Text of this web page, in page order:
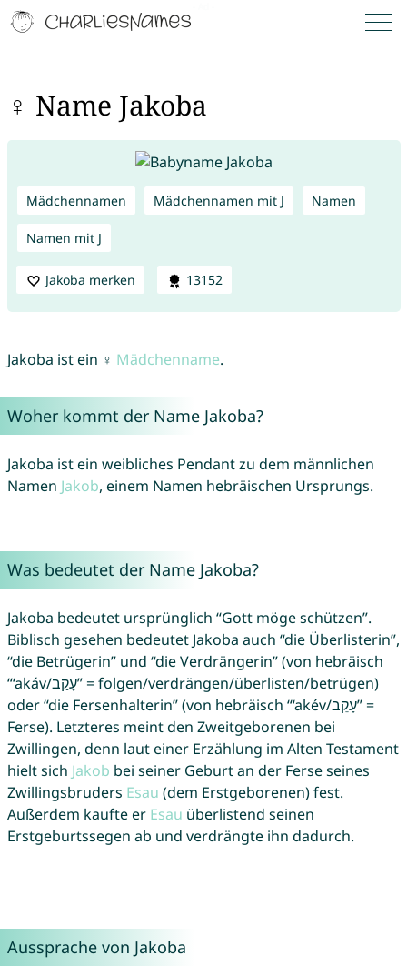
♀ Name Jakoba
Mädchennamen Mädchennamen mit J Namen
Namen mit J
Jakoba merken 13152
Jakoba ist ein ♀ Mädchenname.
Woher kommt der Name Jakoba?
Jakoba ist ein weibliches Pendant zu dem männlichen
Namen Jakob, einem Namen hebräischen Ursprungs.
Was bedeutet der Name Jakoba?
Jakoba bedeutet ursprünglich “Gott möge schützen”.
Biblisch gesehen bedeutet Jakoba auch “die Überlisterin”,
“die Betrügerin” und “die Verdrängerin” (von hebräisch
“‘akáv/עָקַב” = folgen/verdrängen/überlisten/betrügen)
oder “die Fersenhalterin” (von hebräisch “‘akév/עָקֵב” =
Ferse). Letzteres meint den Zweitgeborenen bei
Zwillingen, denn laut einer Erzählung im Alten Testament
hielt sich Jakob bei seiner Geburt an der Ferse seines
Zwillingsbruders Esau (dem Erstgeborenen) fest.
Außerdem kaufte er Esau überlistend seinen
Erstgeburtssegen ab und verdrängte ihn dadurch.
Aussprache von Jakoba